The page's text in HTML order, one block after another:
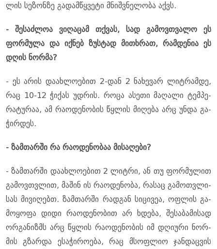
ლის სე­ზონ­ზე გა­დამ­წყვე­ტი მნიშ­ვნე­ლო­ბა აქვს.
- შე­საძ­ლოა ვი­ღა­ცამ თქვას, სად გა­მოვ­თვა­ლო ეს
ფორ­მუ­ლა და იქ­ნებ ზუს­ტად მი­თხრათ, რამ­დე­ნია ეს
დღის ნორ­მა?
- ეს არის და­ახ­ლო­ე­ბით 2-დან 2 ნა­ხე­ვარ ლიტ­რამ­დე,
რაც 10-12 ჭი­ქას უდ­რის. როცა ასე­თი მა­ღა­ლი ტემ­პე­
რა­ტუ­რაა, ამ რა­ო­დე­ნო­ბის წყლის მი­ღე­ბა არც უნდა გა­
ჭირ­დეს.
- ზამ­თარ­ში რა რა­ო­დე­ნო­ბაა მი­სა­ღე­ბი?
- ზამ­თარ­ში და­ახ­ლო­ე­ბით 2 ლიტ­რი, ან თუ ფორ­მუ­ლით
გა­მოვ­თვლით, მა­შინ ის რა­ო­დე­ნო­ბა, რა­საც გა­მოთ­ვლი­
სას მი­ვი­ღებთ. ზამ­თარ­ში რად­გან სი­ცი­ვეა, ოფ­ლის გა­
მო­ყო­ფა დიდი რა­ო­დე­ნო­ბით არ ხდე­ბა, შე­სა­ბა­მი­სად
ორ­გა­ნიზმს არც წყლის რა­ო­დე­ნო­ბის იმ დღი­უ­რი ნორ­
მის გზარ­და ესა­ჭი­რო­ე­ბა, რაც მსოფ­ლიო ჯან­დაც­ვის